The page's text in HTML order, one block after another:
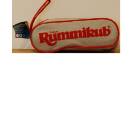
hoofdinhoud